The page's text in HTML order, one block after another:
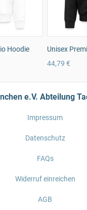
Hoodie
Unisex
44,79 €
e.V. Abteilung
Impressum
Datenschutz
FAQs
Widerruf einreichen
AGB